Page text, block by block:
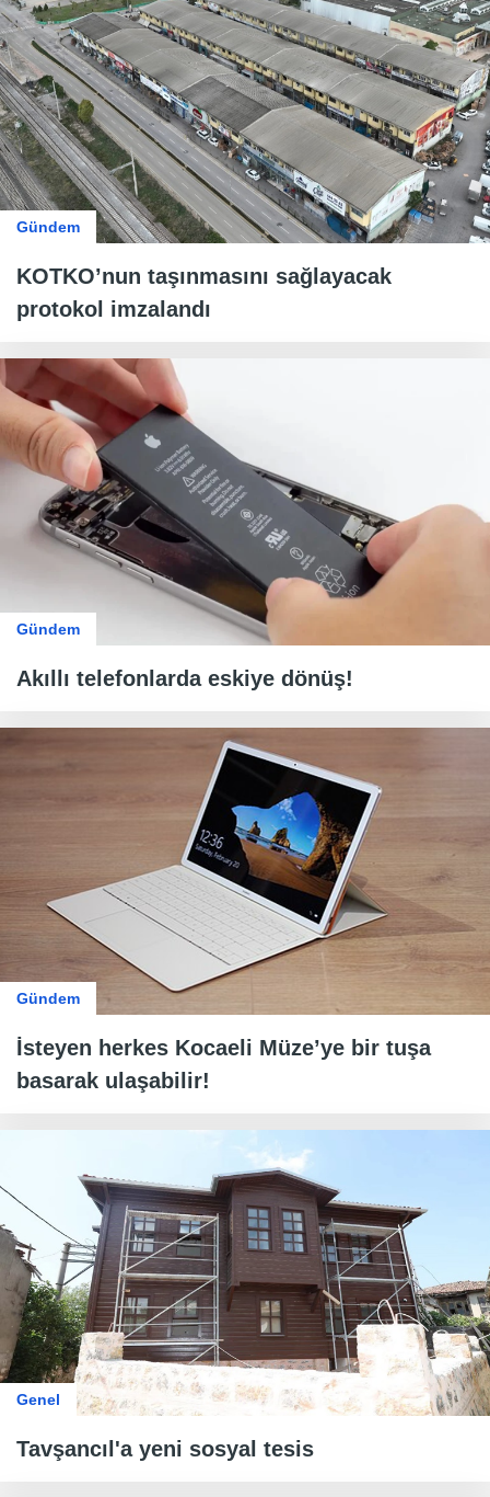
Gündem
KOTKO’nun taşınmasını sağlayacak
protokol imzalandı
Gündem
Akıllı telefonlarda eskiye dönüş!
Gündem
İsteyen herkes Kocaeli Müze’ye bir tuşa
basarak ulaşabilir!
Genel
Tavşancıl'a yeni sosyal tesis